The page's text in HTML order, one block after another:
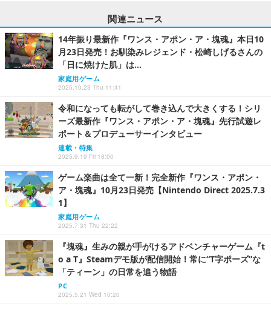
関連ニュース
14年振り最新作『ワンス・アポン・ア・塊魂』本日10
月23日発売！お馴染みレジェンド・松崎しげるさんの
「日に焼けた肌」は…
家庭用ゲーム
2025.10.23 Thu 11:41
令和になっても転がして巻き込んで大きくする！シリ
ーズ最新作『ワンス・アポン・ア・塊魂』先行試遊レ
ポート＆プロデューサーインタビュー
連載・特集
2025.9.19 Fri 18:00
ゲーム楽曲は全て一新！完全新作『ワンス・アポン・
ア・塊魂』10月23日発売【Nintendo Direct 2025.7.3
1】
家庭用ゲーム
2025.7.31 Thu 22:22
『塊魂』生みの親が手がけるアドベンチャーゲーム『t
o a T』Steamデモ版が配信開始！常に“T字ポーズ”な
「ティーン」の日常を追う物語
PC
2025.5.21 Wed 10:20